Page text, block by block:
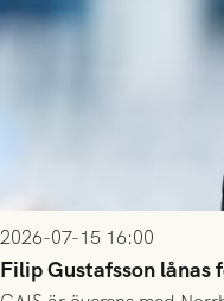
2026-07-15 16:00
Filip Gustafsson